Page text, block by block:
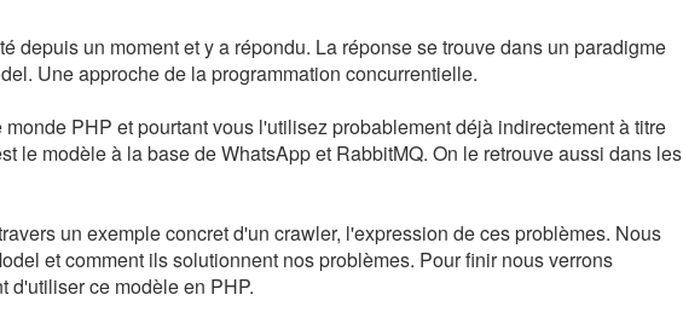
depuis un moment et y a répondu. La réponse se trouve dans un paradigme
Une approche de la programmation concurrentielle.
PHP et pourtant vous l'utilisez probablement déjà indirectement à titre
le modèle à la base de WhatsApp et RabbitMQ. On le retrouve aussi dans les
un exemple concret d'un crawler, l'expression de ces problèmes. Nous
et comment ils solutionnent nos problèmes. Pour finir nous verrons
d'utiliser ce modèle en PHP.